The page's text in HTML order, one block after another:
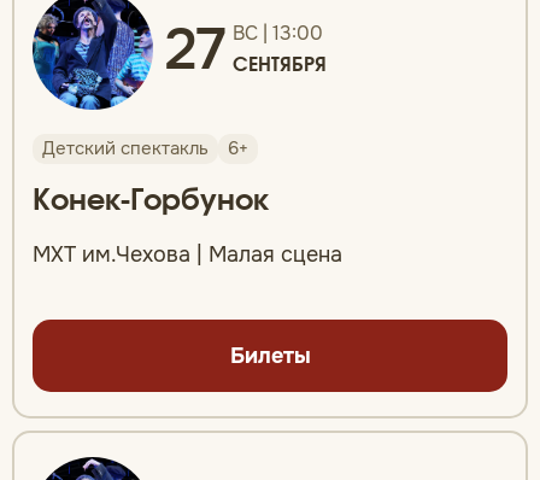
27 ВС | 13:00
СЕНТЯБРЯ
Детский спектакль 6+
Конек-Горбунок
МХТ им.Чехова | Малая сцена
Билеты